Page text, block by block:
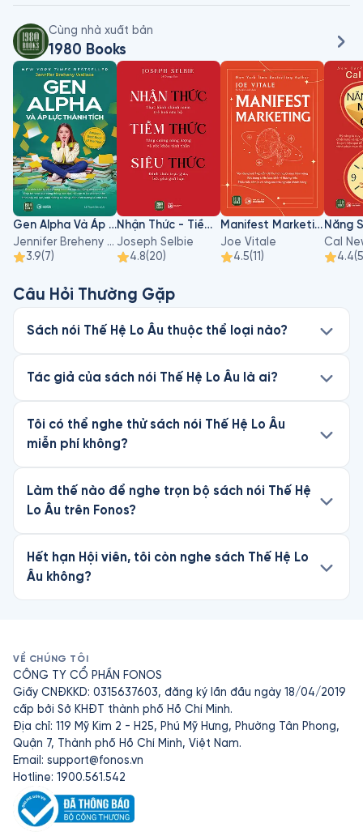
Cùng nhà xuất bản
1980 Books
Gen Alpha Và Áp Lực Thành Tích
Jennifer Breheny Wallace
3.9(7)
Nhận Thức - Tiềm Thức - Siêu Thức
Joseph Selbie
4.8(20)
Manifest Marketing
Joe Vitale
4.5(11)
Cal
4.4(5
Câu Hỏi Thường Gặp
Sách nói Thế Hệ Lo Âu thuộc thể loại nào?
Tác giả của sách nói Thế Hệ Lo Âu là ai?
Tôi có thể nghe thử sách nói Thế Hệ Lo Âu
miễn phí không?
Làm thế nào để nghe trọn bộ sách nói Thế Hệ
Lo Âu trên Fonos?
Hết hạn Hội viên, tôi còn nghe sách Thế Hệ Lo
Âu không?
VỀ CHÚNG TÔI
CÔNG TY CỔ PHẦN FONOS
Giấy CNĐKKD: 0315637603, đăng ký lần đầu ngày 18/04/2019
cấp bởi Sở KHĐT thành phố Hồ Chí Minh.
Địa chỉ: 119 Mỹ Kim 2 - H25, Phú Mỹ Hưng, Phường Tân Phong,
Quận 7, Thành phố Hồ Chí Minh, Việt Nam.
Email: support@fonos.vn
Hotline: 1900.561.542